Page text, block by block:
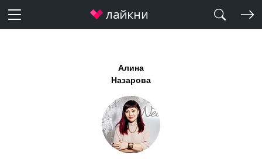
Алина
Назарова